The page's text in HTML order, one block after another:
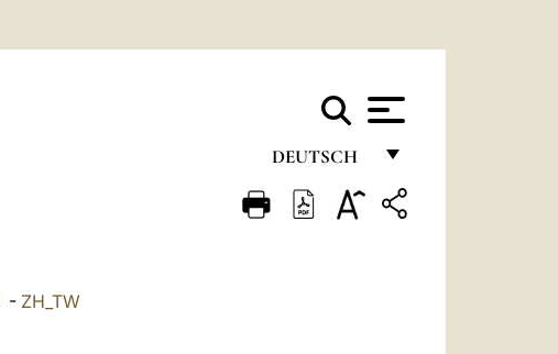
DEUTSCH
FRANÇAIS
- ZH_TW